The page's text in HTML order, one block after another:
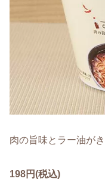
肉の旨味とラー油が
198円(税込)